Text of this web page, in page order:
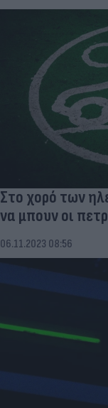
Στο χορό των
να μπουν οι
06.11.2023 08:56